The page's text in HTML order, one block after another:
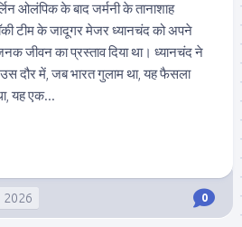
ओलंपिक के बाद जर्मनी के तानाशाह
टीम के जादूगर मेजर ध्यानचंद को अपने
जीवन का प्रस्ताव दिया था। ध्यानचंद ने
दौर में, जब भारत गुलाम था, यह फैसला
यह एक...
2026 0